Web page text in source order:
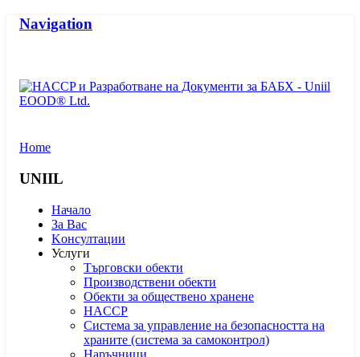
Navigation
Home
UNIIL
Начало
За Вас
Kонсултации
Услуги
Търговски обекти
Производствени обекти
Обекти за обществено хранене
HACCP
Система за управление на безопасността на
храните (система за самоконтрол)
Наръчници